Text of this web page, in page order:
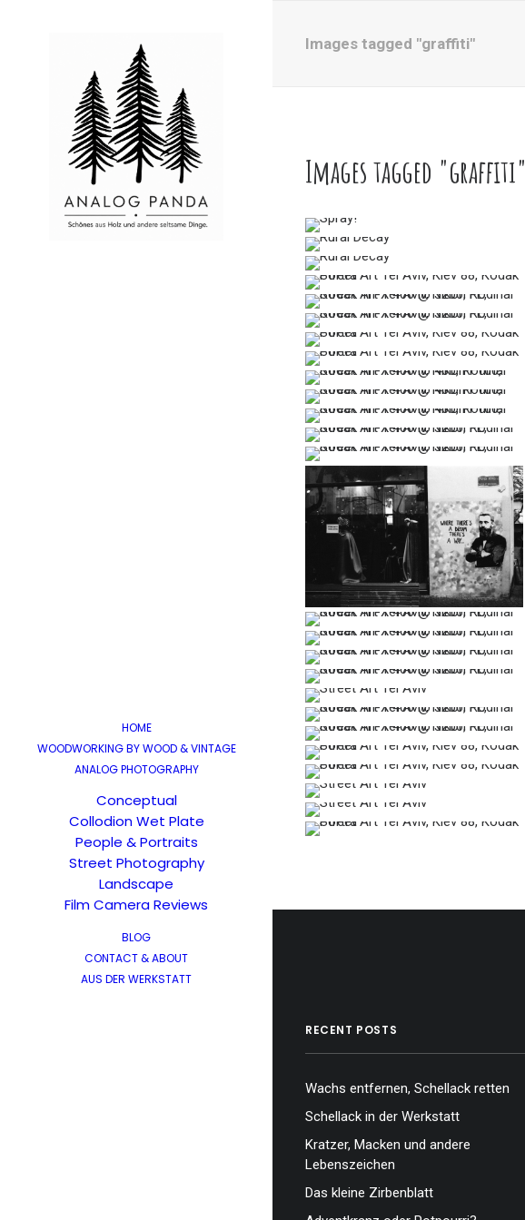
HOME
WOODWORKING BY WOOD & VINTAGE
ANALOG PHOTOGRAPHY
Conceptual
Collodion Wet Plate
People & Portraits
Street Photography
Landscape
Film Camera Reviews
BLOG
CONTACT & ABOUT
AUS DER WERKSTATT
Images tagged "graffiti"
Images tagged "graffiti"
…
…
…
…
…
…
…
…
…
…
…
…
…
…
…
…
…
…
RECENT POSTS
Wachs entfernen, Schellack retten
Schellack in der Werkstatt
Kratzer, Macken und andere
Lebenszeichen
Das kleine Zirbenblatt